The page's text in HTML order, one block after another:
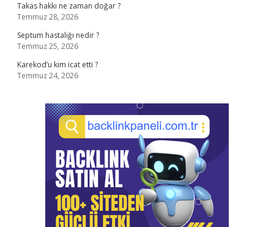
Takas hakkı ne zaman doğar ?
Temmuz 28, 2026
Septum hastalığı nedir ?
Temmuz 25, 2026
Karekod’u kim icat etti ?
Temmuz 24, 2026